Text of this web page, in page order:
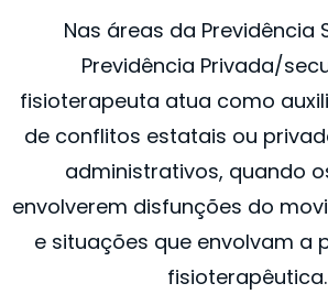
Nas áreas da Previdência
Previdência Privada/
fisioterapeuta atua como
de conflitos estatais ou
administrativos, quando
envolverem disfunções do
e situações que envolvam a
fisioterapêutica. ​